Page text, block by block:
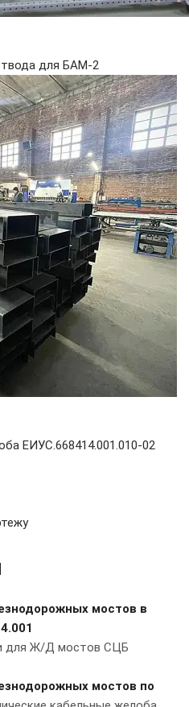
для БАМ-2
ЕИУС.668414.001.010-02
мостов в
для Ж/Д мостов СЦБ
мостов по